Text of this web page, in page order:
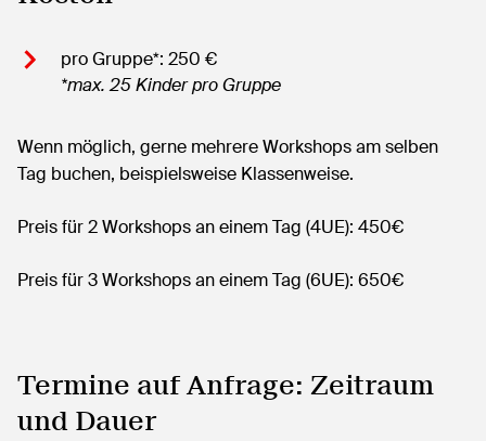
pro Gruppe*: 250 €
*max. 25 Kinder pro Gruppe
Wenn möglich, gerne mehrere Workshops am selben
Tag buchen, beispielsweise Klassenweise.
Preis für 2 Workshops an einem Tag (4UE): 450€
Preis für 3 Workshops an einem Tag (6UE): 650€
Termine auf Anfrage: Zeitraum
und Dauer